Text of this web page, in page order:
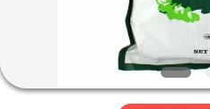
NAS